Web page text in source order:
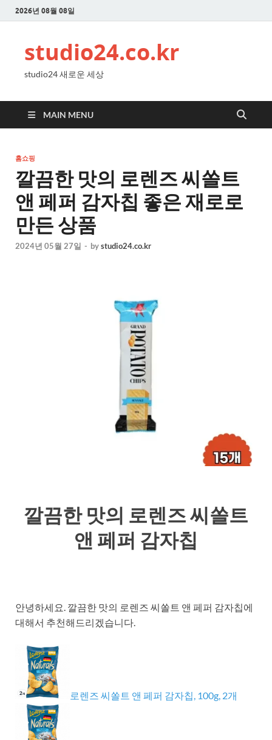
2026년 08월 08일
studio24.co.kr
studio24 새로운 세상
MAIN MENU
홈쇼핑
깔끔한 맛의 로렌즈 씨쏠트
앤 페퍼 감자칩 좋은 재로로
만든 상품
2024년 05월 27일 - bystudio24.co.kr
깔끔한 맛의 로렌즈 씨쏠트
앤 페퍼 감자칩
안녕하세요. 깔끔한 맛의 로렌즈 씨쏠트 앤 페퍼 감자칩에
대해서 추천해드리겠습니다.
로렌즈 씨쏠트 앤 페퍼 감자칩, 100g, 2개